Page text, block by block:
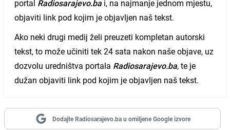
portal Radiosarajevo.bai, na najmanje jednom mjestu,
objaviti link pod kojim je objavljen naš tekst.
Ako neki drugi medij želi preuzeti kompletan autorski
tekst, to može učiniti tek 24 sata nakon naše objave, uz
dozvolu uredništva portala Radiosarajevo.ba, te je
dužan objaviti link pod kojim je objavljen naš tekst.
Dodajte Radiosarajevo.ba u omiljene Google izvore